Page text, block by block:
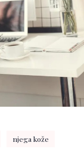
njega kože